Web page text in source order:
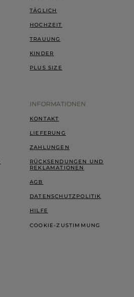
TÄGLICH
HOCHZEIT
TRAUUNG
KINDER
PLUS SIZE
INFORMATIONEN
KONTAKT
LIEFERUNG
ZAHLUNGEN
RÜCKSENDUNGEN UND
REKLAMATIONEN
AGB
DATENSCHUTZPOLITIK
HILFE
COOKIE-ZUSTIMMUNG